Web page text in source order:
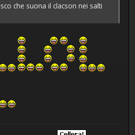
che suona il clacson nei salti